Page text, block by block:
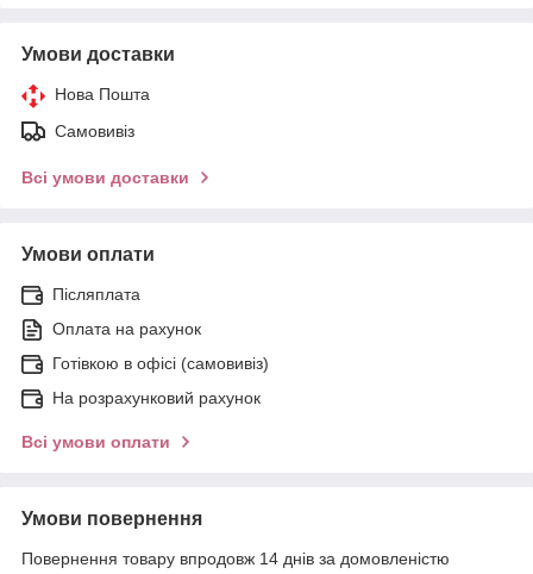
Умови доставки
Нова Пошта
Самовивіз
Всі умови доставки
Умови оплати
Післяплата
Оплата на рахунок
Готівкою в офісі (самовивіз)
На розрахунковий рахунок
Всі умови оплати
Умови повернення
Повернення товару впродовж 14 днів за домовленістю